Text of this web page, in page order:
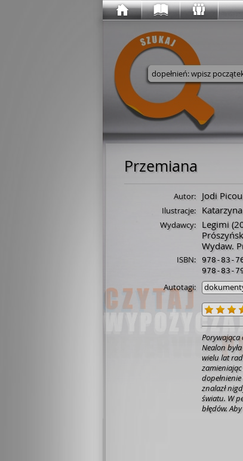
Wyszukaj w
Przemiana
Autor: Jodi
Ilustracje:
Wydawcy: Legimi
Wydaw.
ISBN: 978-83-
978-83-
Autotagi:
Porywająca
Nealon
wielu lat
znalazł
światu. W
błędów.
bardzo